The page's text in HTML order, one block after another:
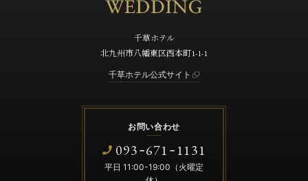
千草ホテル
北九州市八幡東区西本町1-1-1
千草ホテル公式サイト
お問い合わせ
093-671 -1131
平日 11:00-19:00（火曜定